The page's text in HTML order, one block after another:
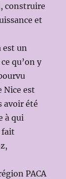
construire
et
est un
qu’on y
Nice est
avoir été
à qui
fait
PACA